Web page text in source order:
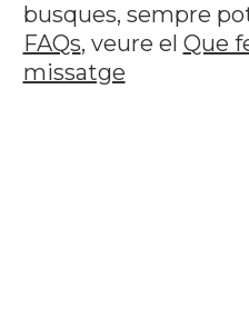
busques, sempre
FAQs, veure el Que
missatge